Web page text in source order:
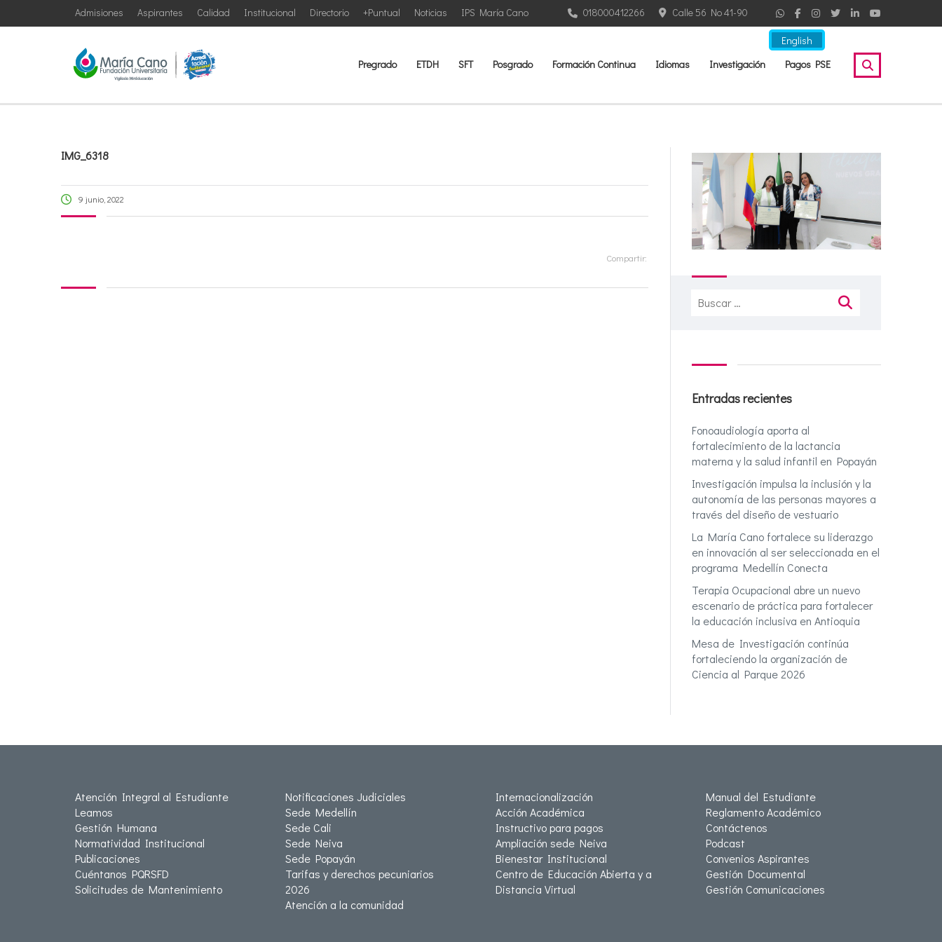
English
IPS María Cano
Noticias
+Puntual
Directorio
Institucional
Calidad
Aspirantes
Admisiones Calle 56 No 41-90
018000412266
Pregrado ETDH SFT Posgrado Formación Continua Idiomas Investigación Pagos PSE
IMG_6318
9 junio, 2022
Compartir:
Buscar:
Entradas recientes
Fonoaudiología aporta al
fortalecimiento de la lactancia
materna y la salud infantil en Popayán
Investigación impulsa la inclusión y la
autonomía de las personas mayores a
través del diseño de vestuario
La María Cano fortalece su liderazgo
en innovación al ser seleccionada en el
programa Medellín Conecta
Terapia Ocupacional abre un nuevo
escenario de práctica para fortalecer
la educación inclusiva en Antioquia
Mesa de Investigación continúa
fortaleciendo la organización de
Ciencia al Parque 2026
Atención Integral al Estudiante
Leamos
Gestión Humana
Normatividad Institucional
Publicaciones
Cuéntanos PQRSFD
Solicitudes de Mantenimiento
Notificaciones Judiciales
Sede Medellín
Sede Cali
Sede Neiva
Sede Popayán
Tarifas y derechos pecuniarios
2026
Atención a la comunidad
Internacionalización
Acción Académica
Instructivo para pagos
Ampliación sede Neiva
Bienestar Institucional
Centro de Educación Abierta y a
Distancia Virtual
Manual del Estudiante
Reglamento Académico
Contáctenos
Podcast
Convenios Aspirantes
Gestión Documental
Gestión Comunicaciones